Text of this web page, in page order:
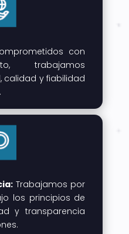
con
trabajamos
calidad y fiabilidad
Trabajamos por
los principios de
y transparencia